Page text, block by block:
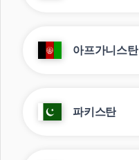
아프가니스탄
파키스탄